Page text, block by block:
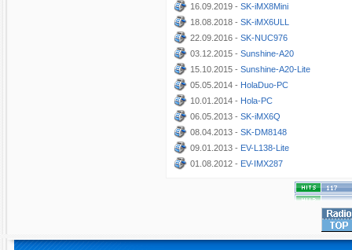
16.09.2019 - SK-iMX8Mini
18.08.2018 - SK-iMX6ULL
22.09.2016 - SK-NUC976
03.12.2015 - Sunshine-A20
15.10.2015 - Sunshine-A20-Lite
05.05.2014 - HolaDuo-PC
10.01.2014 - Hola-PC
06.05.2013 - SK-iMX6Q
08.04.2013 - SK-DM8148
09.01.2013 - EV-L138-Lite
01.08.2012 - EV-IMX287